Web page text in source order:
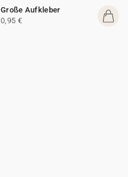
Große Aufkleber
0,95 €